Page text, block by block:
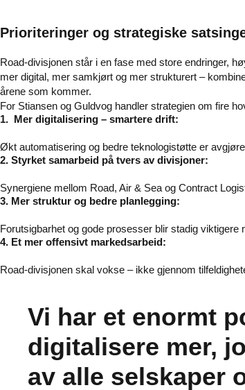
Prioriteringer og strategiske
Road-divisjonen står i en fase med store endringer,
mer digital, mer samkjørt og mer strukturert –
årene som kommer.
For Stiansen og Guldvog handler strategien om fire
1. Mer digitalisering – smartere drift:
Økt automatisering og bedre teknologistøtte er
2. Styrket samarbeid på tvers av divisjoner:
Synergiene mellom Road, Air & Sea og Contract
3. Mer struktur og bedre planlegging:
Forutsigbarhet og gode prosesser blir stadig
4. Et mer offensivt markedsarbeid:
Road-divisjonen skal vokse – ikke gjennom
Vi har et enormt
digitalisere mer,
av alle selskaper